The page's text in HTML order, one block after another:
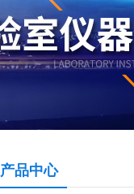
产品中心